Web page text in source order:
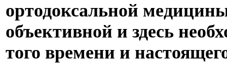
ортодоксальной
объективной и здесь
того времени и